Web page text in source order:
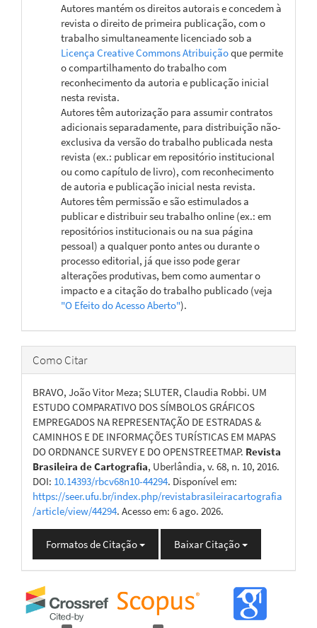
Autores mantém os direitos autorais e concedem à
revista o direito de primeira publicação, com o
trabalho simultaneamente licenciado sob a
Licença Creative Commons Atribuiçãoque permite
o compartilhamento do trabalho com
reconhecimento da autoria e publicação inicial
nesta revista.
Autores têm autorização para assumir contratos
adicionais separadamente, para distribuição não-
exclusiva da versão do trabalho publicada nesta
revista (ex.: publicar em repositório institucional
ou como capítulo de livro), com reconhecimento
de autoria e publicação inicial nesta revista.
Autores têm permissão e são estimulados a
publicar e distribuir seu trabalho online (ex.: em
repositórios institucionais ou na sua página
pessoal) a qualquer ponto antes ou durante o
processo editorial, já que isso pode gerar
alterações produtivas, bem como aumentar o
impacto e a citação do trabalho publicado (veja
"O Efeito do Acesso Aberto").
Como Citar
BRAVO, João Vitor Meza; SLUTER, Claudia Robbi. UM
ESTUDO COMPARATIVO DOS SÍMBOLOS GRÁFICOS
EMPREGADOS NA REPRESENTAÇÃO DE ESTRADAS &
CAMINHOS E DE INFORMAÇÕES TURÍSTICAS EM MAPAS
DO ORDNANCE SURVEY E DO OPENSTREETMAP. Revista
Brasileira de Cartografia, Uberlândia, v. 68, n. 10, 2016.
DOI: 10.14393/rbcv68n10-44294. Disponível em:
https://seer.ufu.br/index.php/revistabrasileiracartografia
/article/view/44294. Acesso em: 6 ago. 2026.
Formatos de Citação Baixar Citação